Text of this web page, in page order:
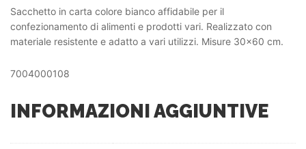
Sacchetto in carta colore bianco affidabile per il
confezionamento di alimenti e prodotti vari. Realizzato con
materiale resistente e adatto a vari utilizzi. Misure 30×60 cm.
7004000108
INFORMAZIONI AGGIUNTIVE